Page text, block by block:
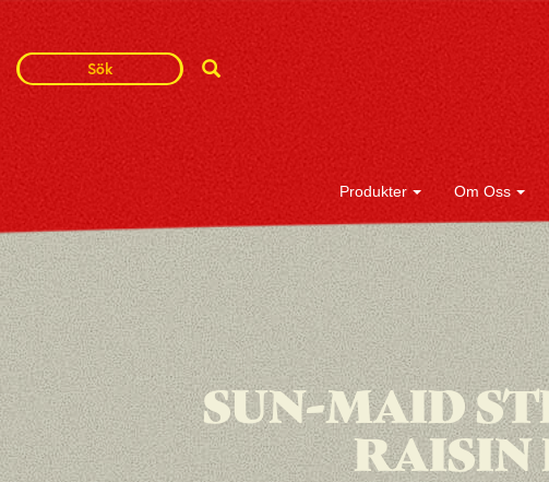
Search
Term
Search
Produkter Om Oss
SUN-MAID
RAISIN